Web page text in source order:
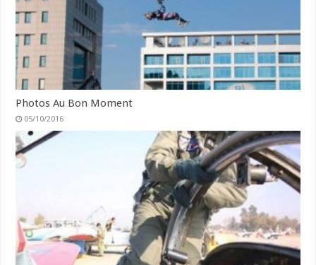
Photos Au Bon Moment
05/10/2016